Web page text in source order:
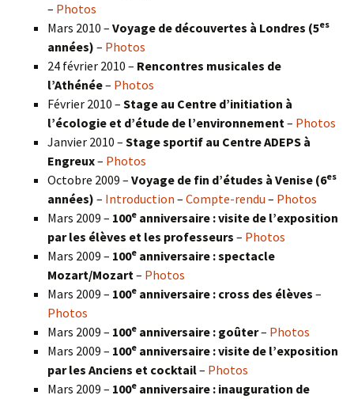
– Photos
Mars 2010 – Voyage de découvertes à Londres (5es
années) – Photos
24 février 2010 – Rencontres musicales de
l’Athénée– Photos
Février 2010 – Stage au Centre d’initiation à
l’écologie et d’étude de l’environnement– Photos
Janvier 2010 – Stage sportif au Centre ADEPS à
Engreux– Photos
Octobre 2009 – Voyage de fin d’études à Venise (6es
années) – Introduction – Compte-rendu – Photos
Mars 2009 – 100e anniversaire : visite de l’exposition
par les élèves et les professeurs – Photos
Mars 2009 – 100e anniversaire : spectacle
Mozart/Mozart– Photos
Mars 2009 – 100e anniversaire : cross des élèves –
Photos
Mars 2009 – 100e anniversaire : goûter– Photos
Mars 2009 – 100e anniversaire : visite de l’exposition
par les Anciens et cocktail– Photos
Mars 2009 – 100e anniversaire : inauguration de